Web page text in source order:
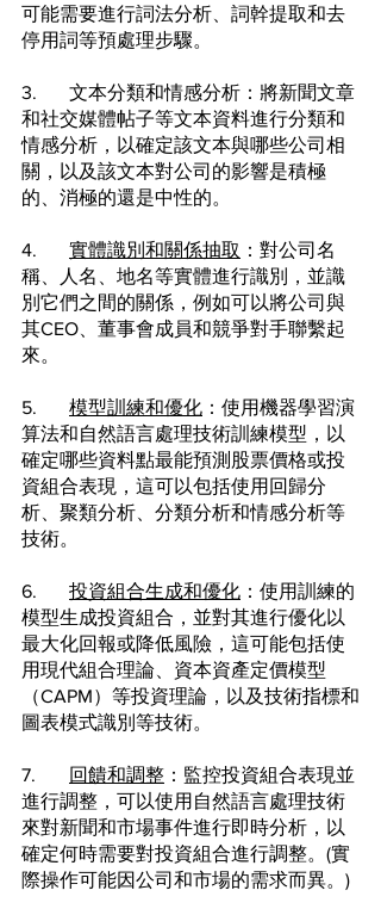
可能需要進行詞法分析、詞幹提取和去
停用詞等預處理步驟。
3.	文本分類和情感分析：將新聞文章
和社交媒體帖子等文本資料進行分類和
情感分析，以確定該文本與哪些公司相
關，以及該文本對公司的影響是積極
的、消極的還是中性的。
實體識別和關係抽取 ：對公司名
稱、人名、地名等實體進行識別，並識
別它們之間的關係，例如可以將公司與
其CEO、董事會成員和競爭對手聯繫起
來。
模型訓練和優化 ：使用機器學習演
算法和自然語言處理技術訓練模型，以
確定哪些資料點最能預測股票價格或投
資組合表現，這可以包括使用回歸分
析、聚類分析、分類分析和情感分析等
技術。
投資組合生成和優化 ：使用訓練的
模型生成投資組合，並對其進行優化以
最大化回報或降低風險，這可能包括使
用現代組合理論、資本資產定價模型
（CAPM）等投資理論，以及技術指標和
圖表模式識別等技術。
回饋和調整 ：監控投資組合表現並
進行調整，可以使用自然語言處理技術
來對新聞和市場事件進行即時分析，以
確定何時需要對投資組合進行調整。(實
際操作可能因公司和市場的需求而異。)